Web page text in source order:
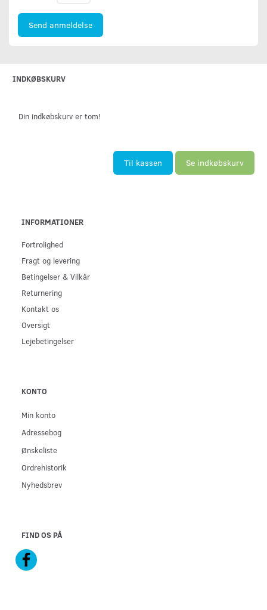
Send anmeldelse
INDKØBSKURV
Din indkøbskurv er tom!
Til kassen Se indkøbskurv
INFORMATIONER
Fortrolighed
Fragt og levering
Betingelser & Vilkår
Returnering
Kontakt os
Oversigt
Lejebetingelser
KONTO
Min konto
Adressebog
Ønskeliste
Ordrehistorik
Nyhedsbrev
FIND OS PÅ